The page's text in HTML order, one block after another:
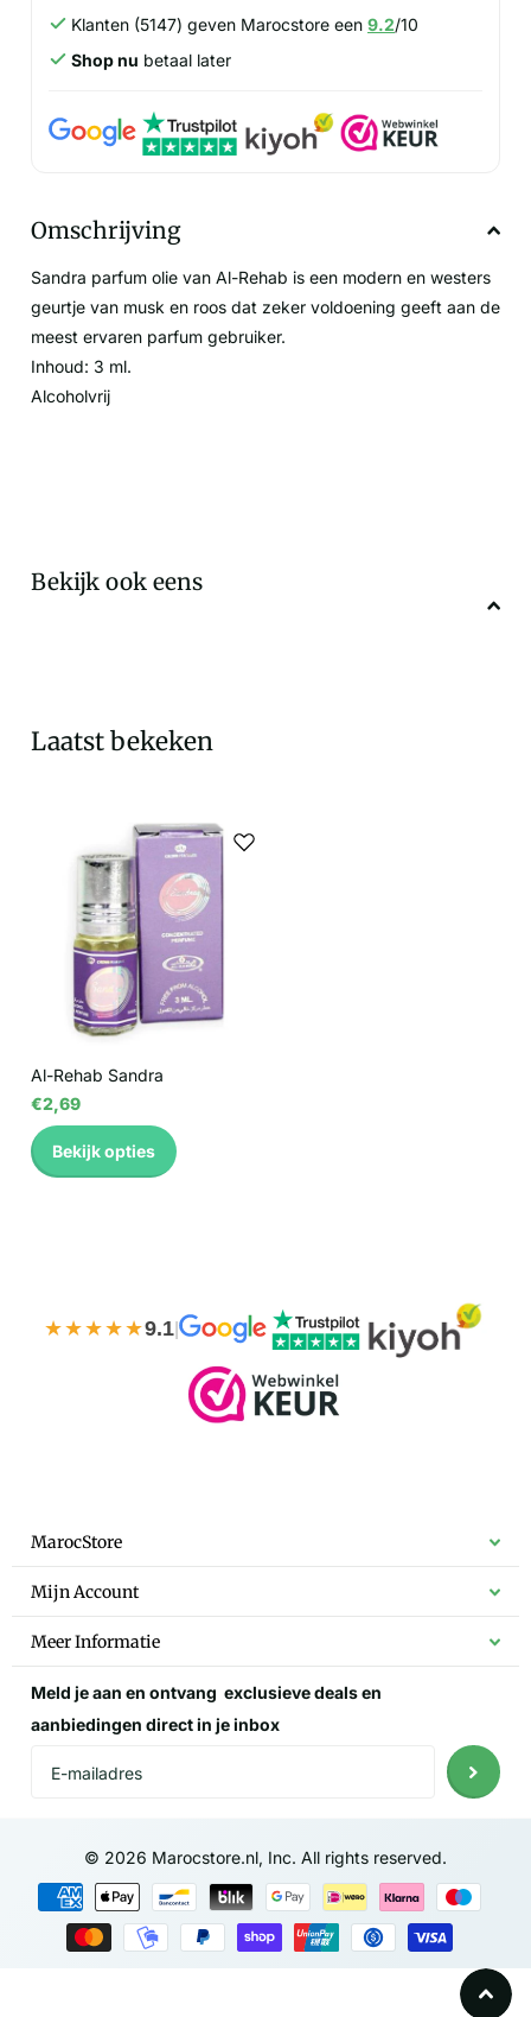
Klanten (5147) geven Marocstore een 9.2/10
Shop nu betaal later
Omschrijving
Sandra parfum olie van Al-Rehab is een modern en westers
geurtje van musk en roos dat zeker voldoening geeft aan de
meest ervaren parfum gebruiker.
Inhoud: 3 ml.
Alcoholvrij
Bekijk ook eens
Laatst bekeken
Al-Rehab Sandra
€2,69
Bekijk opties
★★★★★9.1 |
MarocStore
Mijn Account
Meer Informatie
Meld je aan en ontvang exclusieve dealsen
aanbiedingen direct in je inbox
© 2026 Marocstore.nl, Inc. All rights reserved.